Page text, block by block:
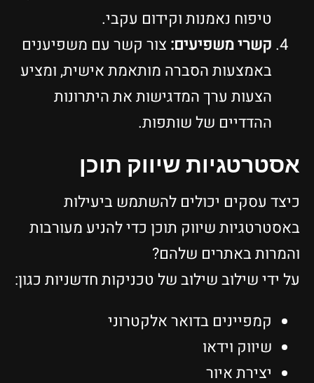
טיפוח נאמנות וקידום עקבי.
קשרי משפיעים: צור קשר עם משפיענים
באמצעות הסברה מותאמת אישית, ומציע
הצעות ערך המדגישות את היתרונות
ההדדיים של שותפות.
אסטרטגיות שיווק תוכן
כיצד עסקים יכולים להשתמש ביעילות
באסטרטגיות שיווק תוכן כדי להניע מעורבות
והמרות באתרים שלהם?
על ידי שילוב שילוב של טכניקות חדשניות כגון:
קמפיינים בדואר אלקטרוני
שיווק וידאו
יצירת איור